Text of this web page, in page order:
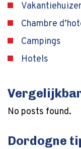
Chambre
Campings
Hotels
No posts found.
Dordogne